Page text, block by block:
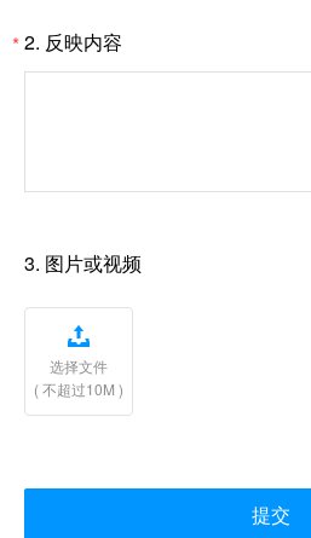
*2. 反映内容
3. 图片或视频

选择文件
( 不超过10M )
提交